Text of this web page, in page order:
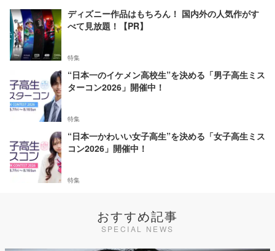
ディズニー作品はもちろん！ 国内外の人気作がす
べて見放題！【PR】
特集
“日本一のイケメン高校生”を決める「男子高生ミス
ターコン2026」開催中！
特集
“日本一かわいい女子高生”を決める「女子高生ミス
コン2026」開催中！
特集
おすすめ記事
SPECIAL NEWS